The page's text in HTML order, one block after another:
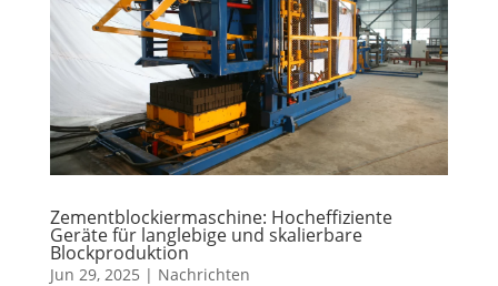
Zementblockiermaschine: Hocheffiziente
Geräte für langlebige und skalierbare
Blockproduktion
Jun 29, 2025 | Nachrichten